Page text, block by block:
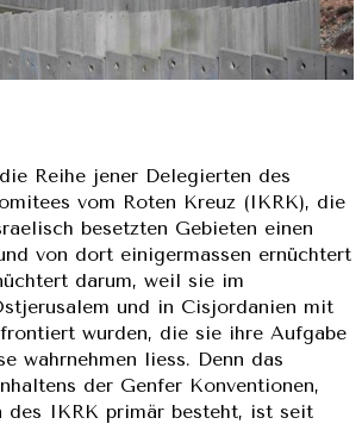
Reihe jener Delegierten des
vom Roten Kreuz (IKRK), die
besetzten Gebieten einen
von dort einigermassen ernüchtert
darum, weil sie im
und in Cisjordanien mit
wurden, die sie ihre Aufgabe
wahrnehmen liess. Denn das
der Genfer Konventionen,
IKRK primär besteht, ist seit